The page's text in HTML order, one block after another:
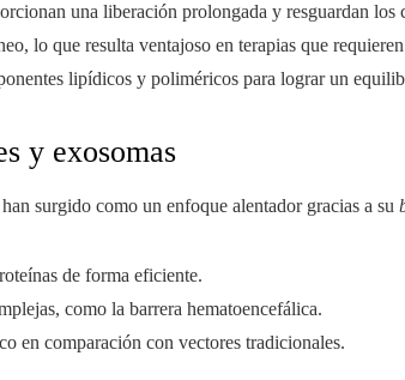
una liberación prolongada y resguardan los
lo que resulta ventajoso en terapias que
lipídicos y poliméricos para lograr un
y exosomas
surgido como un enfoque alentador gracias a su
de forma eficiente.
como la barrera hematoencefálica.
en comparación con vectores tradicionales.